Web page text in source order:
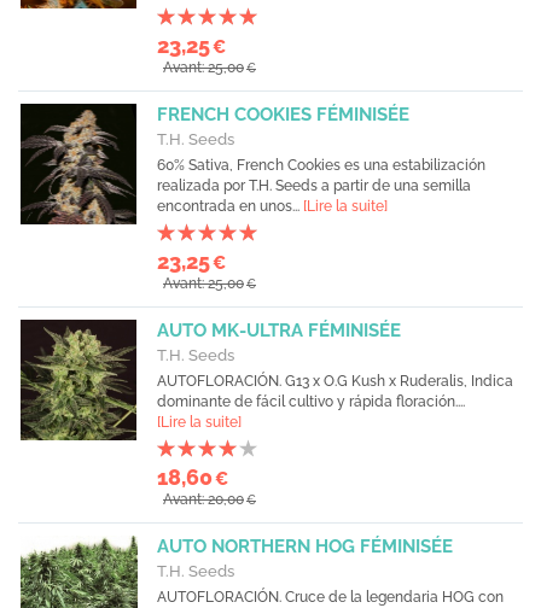
23,25€
Avant: 25,00€
FRENCH COOKIES FÉMINISÉE
T.H. Seeds
60% Sativa, French Cookies es una estabilización
realizada por T.H. Seeds a partir de una semilla
encontrada en unos... [Lire la suite]
23,25€
Avant: 25,00€
AUTO MK-ULTRA FÉMINISÉE
T.H. Seeds
AUTOFLORACIÓN. G13 x O.G Kush x Ruderalis, Indica
dominante de fácil cultivo y rápida floración....
[Lire la suite]
18,60€
Avant: 20,00€
AUTO NORTHERN HOG FÉMINISÉE
T.H. Seeds
AUTOFLORACIÓN. Cruce de la legendaria HOG con